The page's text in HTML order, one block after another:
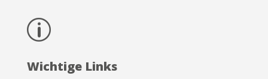
p
Wichtige Links